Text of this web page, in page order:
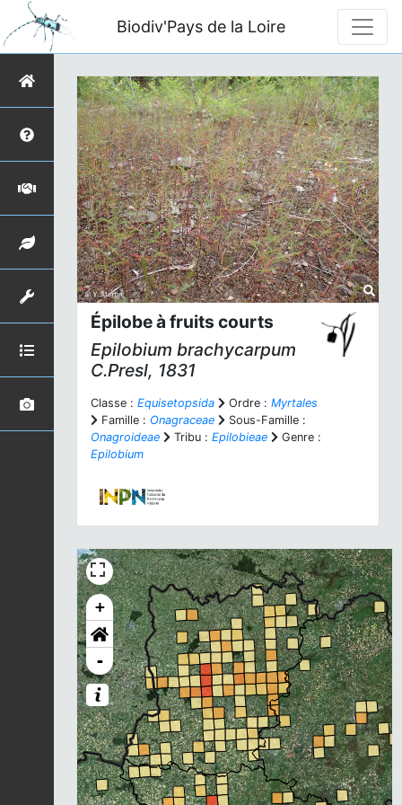
Biodiv'Pays de la Loire
Épilobe à fruits courts
Epilobium brachycarpum
C.Presl, 1831
Classe : Equisetopsida Ordre : Myrtales
Famille : Onagraceae
Sous-Famille :
Onagroideae
Tribu : Epilobieae
Genre :
Epilobium
+
-